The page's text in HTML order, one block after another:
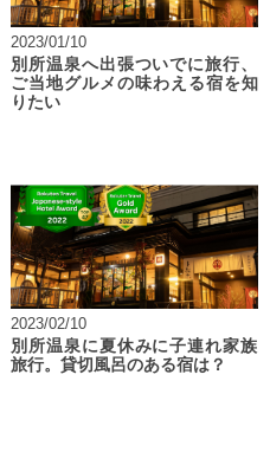
2023/01/10
別所温泉へ出張ついでに旅行、
ご当地グルメの味わえる宿を知
りたい
2023/02/10
別所温泉に夏休みに子連れ家族
旅行。貸切風呂のある宿は？